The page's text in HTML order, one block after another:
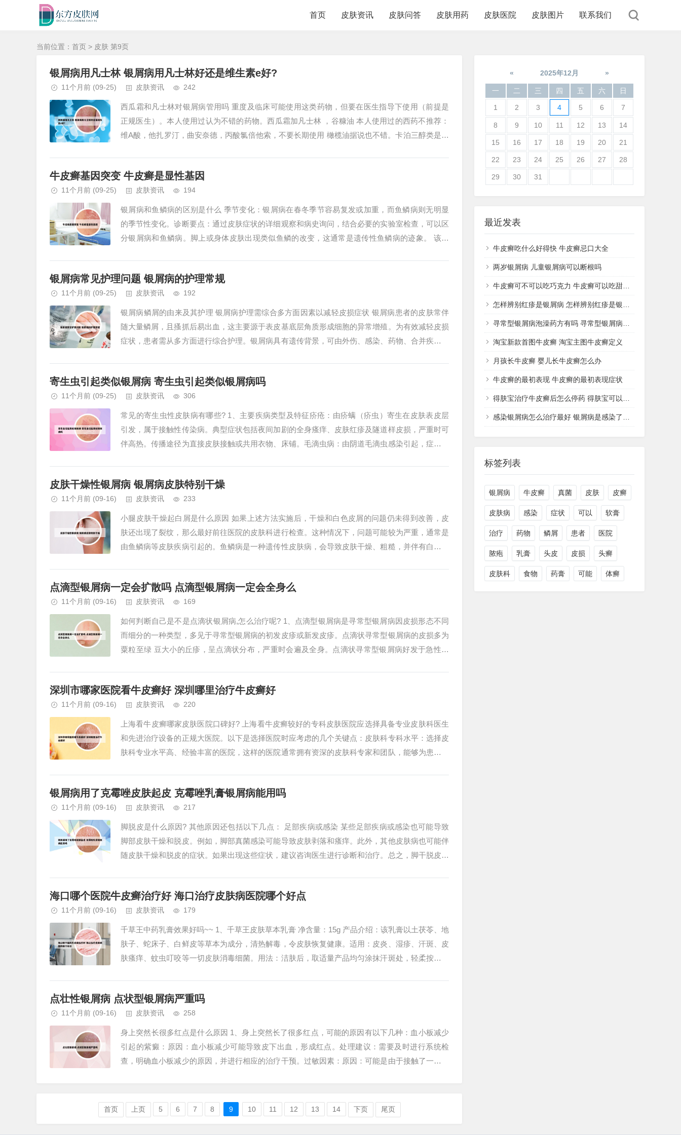
首页 皮肤资讯 皮肤问答 皮肤用药 皮肤医院 皮肤图片 联系我们
当前位置： 首页 > 皮肤 第9页
银屑病用凡士林 银屑病用凡士林好还是维生素e好?
11个月前 (09-25) 皮肤资讯 242
西瓜霜和凡士林对银屑病管用吗 重度及临床可能使用这类药物，但要在医生指导下使用（前提是
正规医生）。本人使用过认为不错的药物。西瓜霜加凡士林 ，谷糠油 本人使用过的西药不推荐：
维A酸，他扎罗汀，曲安奈德，丙酸氯倍他索，不要长期使用 橄榄油据说也不错。卡泊三醇类是西
牛皮癣基因突变 牛皮癣是显性基因
11个月前 (09-25) 皮肤资讯 194
银屑病和鱼鳞病的区别是什么 季节变化：银屑病在春冬季节容易复发或加重，而鱼鳞病则无明显
的季节性变化。诊断要点：通过皮肤症状的详细观察和病史询问，结合必要的实验室检查，可以区
分银屑病和鱼鳞病。脚上或身体皮肤出现类似鱼鳞的改变，这通常是遗传性鱼鳞病的迹象。 该病
银屑病常见护理问题 银屑病的护理常规
11个月前 (09-25) 皮肤资讯 192
银屑病鳞屑的由来及其护理 银屑病护理需综合多方面因素以减轻皮损症状 银屑病患者的皮肤常伴
随大量鳞屑，且搔抓后易出血，这主要源于表皮基底层角质形成细胞的异常增殖。为有效减轻皮损
症状，患者需从多方面进行综合护理。银屑病具有遗传背景，可由外伤、感染、药物、合并疾病、
寄生虫引起类似银屑病 寄生虫引起类似银屑病吗
11个月前 (09-25) 皮肤资讯 306
常见的寄生虫性皮肤病有哪些? 1、主要疾病类型及特征疥疮：由疥螨（疥虫）寄生在皮肤表皮层
引发，属于接触性传染病。典型症状包括夜间加剧的全身瘙痒、皮肤红疹及隧道样皮损，严重时可
伴高热。传播途径为直接皮肤接触或共用衣物、床铺。毛滴虫病：由阴道毛滴虫感染引起，症状因
皮肤干燥性银屑病 银屑病皮肤特别干燥
11个月前 (09-16) 皮肤资讯 233
小腿皮肤干燥起白屑是什么原因 如果上述方法实施后，干燥和白色皮屑的问题仍未得到改善，皮
肤还出现了裂纹，那么最好前往医院的皮肤科进行检查。这种情况下，问题可能较为严重，通常是
由鱼鳞病等皮肤疾病引起的。鱼鳞病是一种遗传性皮肤病，会导致皮肤干燥、粗糙，并伴有白色鳞
点滴型银屑病一定会扩散吗 点滴型银屑病一定会全身么
11个月前 (09-16) 皮肤资讯 169
如何判断自己是不是点滴状银屑病,怎么治疗呢? 1、点滴型银屑病是寻常型银屑病因皮损形态不同
而细分的一种类型，多见于寻常型银屑病的初发皮疹或新发皮疹。点滴状寻常型银屑病的皮损多为
粟粒至绿 豆大小的丘疹，呈点滴状分布，严重时会遍及全身。点滴状寻常型银屑病好发于急性链
深圳市哪家医院看牛皮癣好 深圳哪里治疗牛皮癣好
11个月前 (09-16) 皮肤资讯 220
上海看牛皮癣哪家皮肤医院口碑好? 上海看牛皮癣较好的专科皮肤医院应选择具备专业皮肤科医生
和先进治疗设备的正规大医院。以下是选择医院时应考虑的几个关键点：皮肤科专科水平：选择皮
肤科专业水平高、经验丰富的医院，这样的医院通常拥有资深的皮肤科专家和团队，能够为患者提
银屑病用了克霉唑皮肤起皮 克霉唑乳膏银屑病能用吗
11个月前 (09-16) 皮肤资讯 217
脚脱皮是什么原因? 其他原因还包括以下几点： 足部疾病或感染 某些足部疾病或感染也可能导致
脚部皮肤干燥和脱皮。例如，脚部真菌感染可能导致皮肤剥落和瘙痒。此外，其他皮肤病也可能伴
随皮肤干燥和脱皮的症状。如果出现这些症状，建议咨询医生进行诊断和治疗。总之，脚干脱皮的
海口哪个医院牛皮癣治疗好 海口治疗皮肤病医院哪个好点
11个月前 (09-16) 皮肤资讯 179
千草王中药乳膏效果好吗~~ 1、千草王皮肤草本乳膏 净含量：15g 产品介绍：该乳膏以土茯苓、地
肤子、蛇床子、白鲜皮等草本为成分，清热解毒，令皮肤恢复健康。适用：皮炎、湿疹、汗斑、皮
肤瘙痒、蚊虫叮咬等一切皮肤消毒细菌。用法：洁肤后，取适量产品均匀涂抹汗斑处，轻柔按摩至
点壮性银屑病 点状型银屑病严重吗
11个月前 (09-16) 皮肤资讯 258
身上突然长很多红点是什么原因 1、身上突然长了很多红点，可能的原因有以下几种：血小板减少
引起的紫癜：原因：血小板减少可能导致皮下出血，形成红点。处理建议：需要及时进行系统检
查，明确血小板减少的原因，并进行相应的治疗干预。过敏因素：原因：可能是由于接触了一些过
首页 上页 5 6 7 8 9 10 11 12 13 14 下页 尾页
« 2025年12月 »
一 二 三 四 五 六 日
1 2 3 4 5 6 7
8 9 10 11 12 13 14
15 16 17 18 19 20 21
22 23 24 25 26 27 28
29 30 31
最近发表
牛皮癣吃什么好得快 牛皮癣忌口大全
两岁银屑病 儿童银屑病可以断根吗
牛皮癣可不可以吃巧克力 牛皮癣可以吃甜品吗
怎样辨别红疹是银屑病 怎样辨别红疹是银屑病还是湿疹
寻常型银屑病泡澡药方有吗 寻常型银屑病用什么药洗
淘宝新款首图牛皮癣 淘宝主图牛皮癣定义
月孩长牛皮癣 婴儿长牛皮癣怎么办
牛皮癣的最初表现 牛皮癣的最初表现症状
得肤宝治疗牛皮癣后怎么停药 得肤宝可以治疗湿疹吗
感染银屑病怎么治疗最好 银屑病是感染了什么病菌
标签列表
银屑病 牛皮癣 真菌 皮肤 皮癣
皮肤病 感染 症状 可以 软膏
治疗 药物 鳞屑 患者 医院
脓疱 乳膏 头皮 皮损 头癣
皮肤科 食物 药膏 可能 体癣